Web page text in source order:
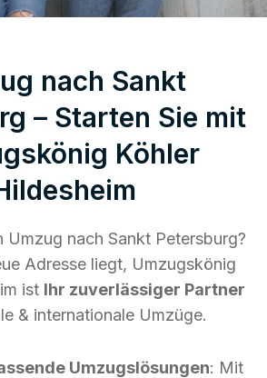
nach Sankt
– Starten Sie mit
Köhler
Umzug nach Sankt Petersburg?
Adresse liegt, Umzugskönig
ist Ihr zuverlässiger Partner
& internationale Umzüge.
Umzugslösungen: Mit